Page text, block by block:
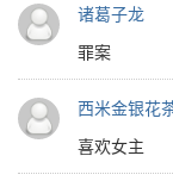
诸葛子龙
罪案
西米金银花
喜欢女主